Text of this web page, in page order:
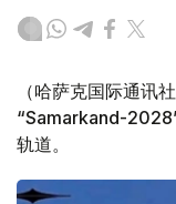
（哈萨克国际通讯
“Samarkand-
轨道。